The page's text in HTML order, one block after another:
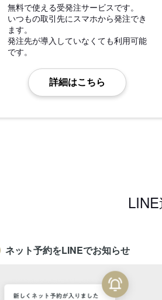
無料で使える受発注サービスです。
いつもの取引先にスマホから発注でき
ます。
発注先が導入していなくても利用可能
です。
詳細はこちら
ネット予約をLINEでお知らせ